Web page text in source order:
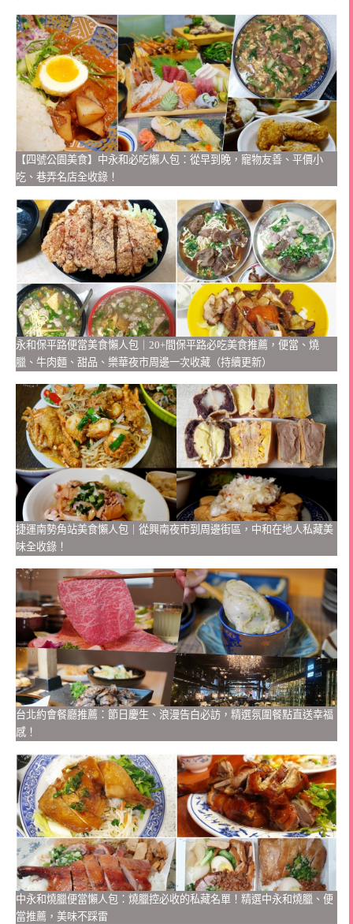
【四號公園美食】中永和必吃懶人包：從早到晚，寵物友善、平價小
吃、巷弄名店全收錄！
永和保平路便當美食懶人包｜20+間保平路必吃美食推薦，便當、燒
臘、牛肉麵、甜品、樂華夜市周邊一次收藏（持續更新）
捷運南勢角站美食懶人包｜從興南夜市到周邊街區，中和在地人私藏美
味全收錄！
台北約會餐廳推薦：節日慶生、浪漫告白必訪，精選氛圍餐點直送幸福
感！
中永和燒臘便當懶人包：燒臘控必收的私藏名單！精選中永和燒臘、便
當推薦，美味不踩雷